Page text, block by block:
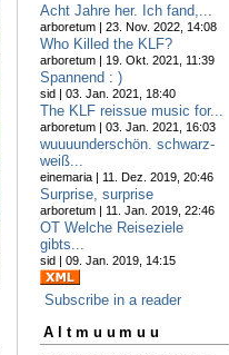
Acht Jahre her. Ich fand,...
arboretum | 23. Nov. 2022, 14:08
Who Killed the KLF?
arboretum | 19. Okt. 2021, 11:39
Spannend : )
sid | 03. Jan. 2021, 18:40
The KLF reissue music for...
arboretum | 03. Jan. 2021, 16:03
wuuuunderschön. schwarz-
weiß...
einemaria | 11. Dez. 2019, 20:46
Surprise, surprise
arboretum | 11. Jan. 2019, 22:46
OT Welche Reiseziele
gibts...
sid | 09. Jan. 2019, 14:15
Subscribe in a reader
Altmuumuu